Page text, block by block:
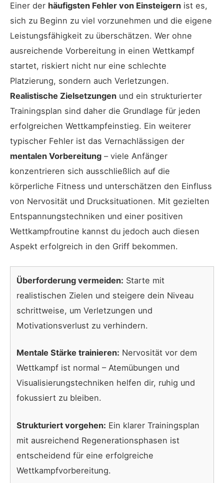
Einer der häufigsten Fehler von Einsteigern ist es,
sich zu Beginn zu viel vorzunehmen und die eigene
Leistungsfähigkeit zu überschätzen. Wer ohne
ausreichende Vorbereitung in einen Wettkampf
startet, riskiert nicht nur eine schlechte
Platzierung, sondern auch Verletzungen.
Realistische Zielsetzungen und ein strukturierter
Trainingsplan sind daher die Grundlage für jeden
erfolgreichen Wettkampfeinstieg. Ein weiterer
typischer Fehler ist das Vernachlässigen der
mentalen Vorbereitung – viele Anfänger
konzentrieren sich ausschließlich auf die
körperliche Fitness und unterschätzen den Einfluss
von Nervosität und Drucksituationen. Mit gezielten
Entspannungstechniken und einer positiven
Wettkampfroutine kannst du jedoch auch diesen
Aspekt erfolgreich in den Griff bekommen.
Überforderung vermeiden: Starte mit
realistischen Zielen und steigere dein Niveau
schrittweise, um Verletzungen und
Motivationsverlust zu verhindern.
Mentale Stärke trainieren: Nervosität vor dem
Wettkampf ist normal – Atemübungen und
Visualisierungstechniken helfen dir, ruhig und
fokussiert zu bleiben.
Strukturiert vorgehen: Ein klarer Trainingsplan
mit ausreichend Regenerationsphasen ist
entscheidend für eine erfolgreiche
Wettkampfvorbereitung.